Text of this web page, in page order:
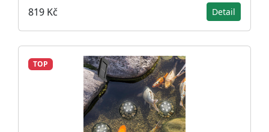
819 Kč Detail
TOP